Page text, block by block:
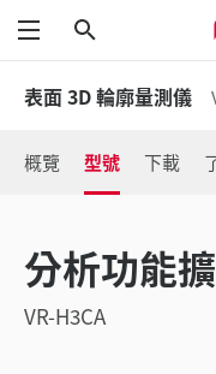
功能表
表面 3D 輪廓量測儀
概覽 型號 下載
分析功能
VR-H3CA